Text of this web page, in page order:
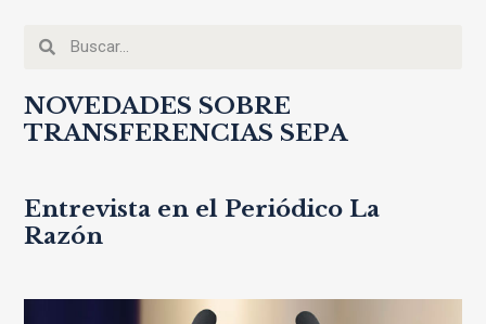
NOVEDADES SOBRE
TRANSFERENCIAS SEPA
Entrevista en el Periódico La
Razón